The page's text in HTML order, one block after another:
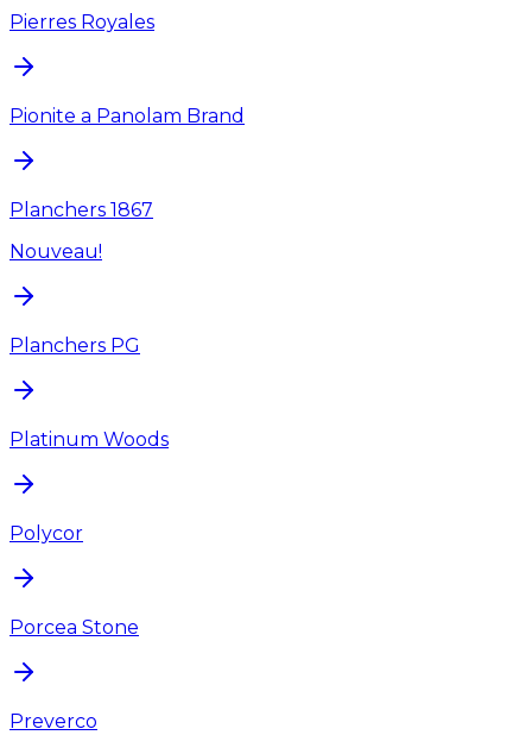
Pierres Royales
Pionite a Panolam Brand
Planchers 1867
Nouveau!
Planchers PG
Platinum Woods
Polycor
Porcea Stone
Preverco